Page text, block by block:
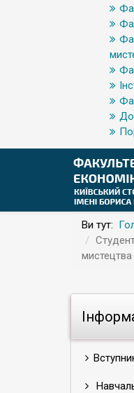
Ви тут:
мистецтва